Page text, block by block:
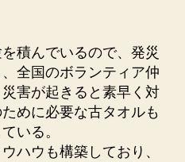
積んでいるので、発災
全国のボランティア仲
害が起きると素早く対
めに必要な古タオルも
いる。
ハウも構築しており、